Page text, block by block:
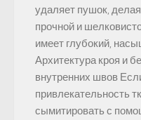
удаляет пушок, делая
прочной и
имеет глубокий,
Архитектура кроя и
внутренних швов
привлекательность
сымитировать с